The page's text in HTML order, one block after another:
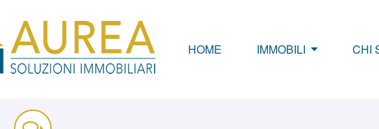
HOME IMMOBILI CHI